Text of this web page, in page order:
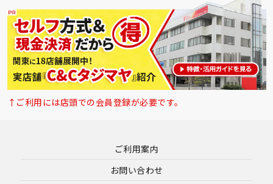
↑ご利用には店頭での会員登録が必要です。
ご利用案内
お問い合わせ